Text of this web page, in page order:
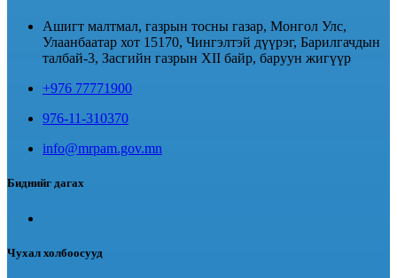
Ашигт малтмал, газрын тосны газар, Монгол Улс,
Улаанбаатар хот 15170, Чингэлтэй дүүрэг, Барилгачдын
талбай-3, Засгийн газрын XII байр, баруун жигүүр
+976 77771900
976-11-310370
info@mrpam.gov.mn
Биднийг дагах
Чухал холбоосууд